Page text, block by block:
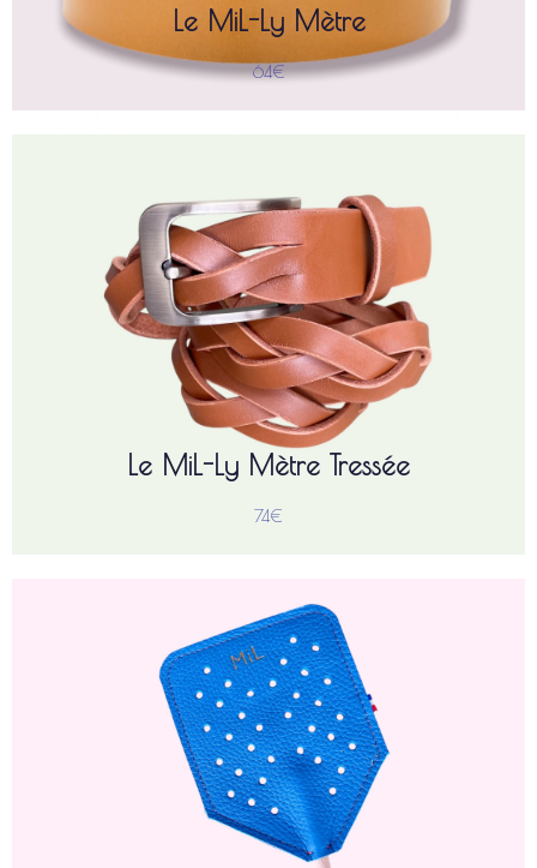
Le MiL-Ly Mètre
64€
Le MiL-Ly Mètre Tressée
74€
La
MiL-Limètre Tressée
est une ceinture de caractère
confectionnée en
cuir de collet
(
largeur 3,5 cm
). Disponible
en différents coloris et accompagnée d'un large choix de
boucles, elle allie robustesse et style.
Grâce à son
tressage artisanal
, elle s'ajuste avec souplesse à
plusieurs tailles pour un confort sur mesure.
MiL-Mouch'
est une tapette artisanale associant un
empiècement en
cuir
(
10,5 x 13,5 cm
) et un manche en
longueur 28 cm
). Tapette disponible en différents
coloris.
Grâce à ses multiples perforations réalisées à la main, elle
assure une prise au vent minimale pour une efficacité
redoutable.